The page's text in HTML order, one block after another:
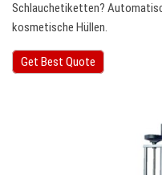
Schlauchetiketten?
kosmetische Hüllen.
Get Best Quote